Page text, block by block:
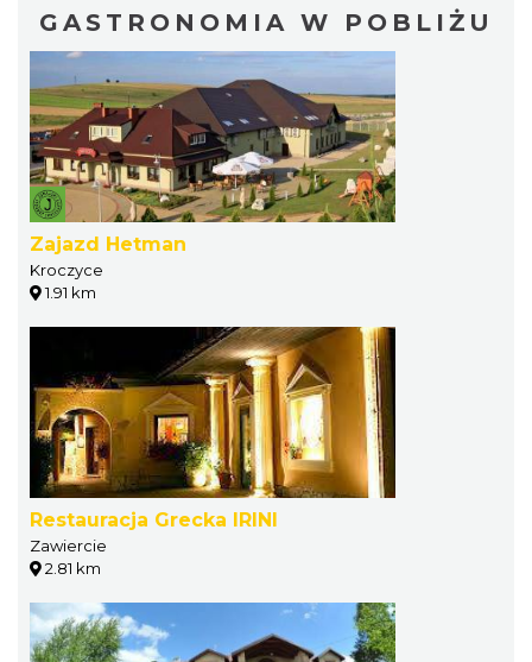
GASTRONOMIA W POBLIŻU
Zajazd Hetman
Kroczyce
1.91 km
Restauracja Grecka IRINI
Zawiercie
2.81 km